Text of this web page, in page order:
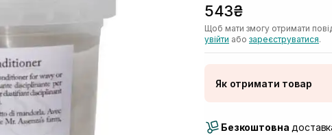
543₴
Щоб мати змогу отримати
увійти або зареєструватися.
Як отримати товар
Самовивіз м. Луцьк,
Безкоштовна